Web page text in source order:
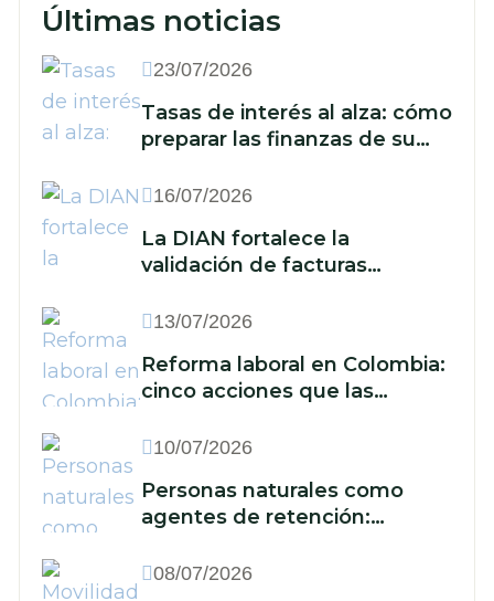
Últimas noticias
23/07/2026
Tasas de interés al alza: cómo
preparar las finanzas de su
escenario económico
16/07/2026
La DIAN fortalece la
validación de facturas
para las empresas?
13/07/2026
Reforma laboral en Colombia:
cinco acciones que las
implementar frente a la
nuevos recargos
10/07/2026
Personas naturales como
agentes de retención:
deben hacer
08/07/2026